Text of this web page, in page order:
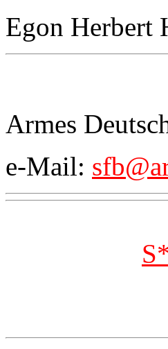
Egon Herbert
Armes
e-Mail: